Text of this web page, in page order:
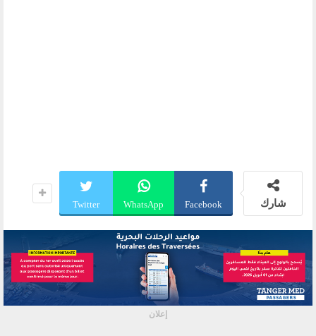
شارك Facebook
WhatsApp
Twitter
إعلان